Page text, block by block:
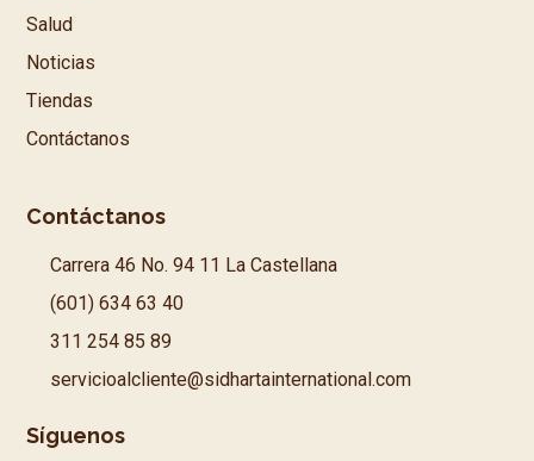
Salud
Noticias
Tiendas
Contáctanos
Contáctanos
Carrera 46 No. 94 11 La Castellana
(601) 634 63 40
311 254 85 89
servicioalcliente@sidhartainternational.com
Síguenos